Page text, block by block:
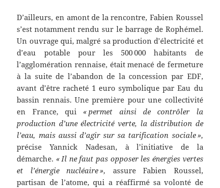
D’ailleurs, en amont de la rencontre, Fabien Roussel
s’est notamment rendu sur le barrage de Rophémel.
Un ouvrage qui, malgré sa production d’électricité et
d’eau potable pour les 500 000 habitants de
l’agglomération rennaise, était menacé de fermeture
à la suite de l’abandon de la concession par EDF,
avant d’être racheté 1 euro symbolique par Eau du
bassin rennais. Une première pour une collectivité
en France, qui « permet ainsi de contrôler la
production d’une électricité verte, la distribution de
l’eau, mais aussi d’agir sur sa tarification sociale »,
précise Yannick Nadesan, à l’initiative de la
démarche. « Il ne faut pas opposer les énergies vertes
et l’énergie nucléaire »,
assure Fabien Roussel,
partisan de l’atome, qui a réaffirmé sa volonté de